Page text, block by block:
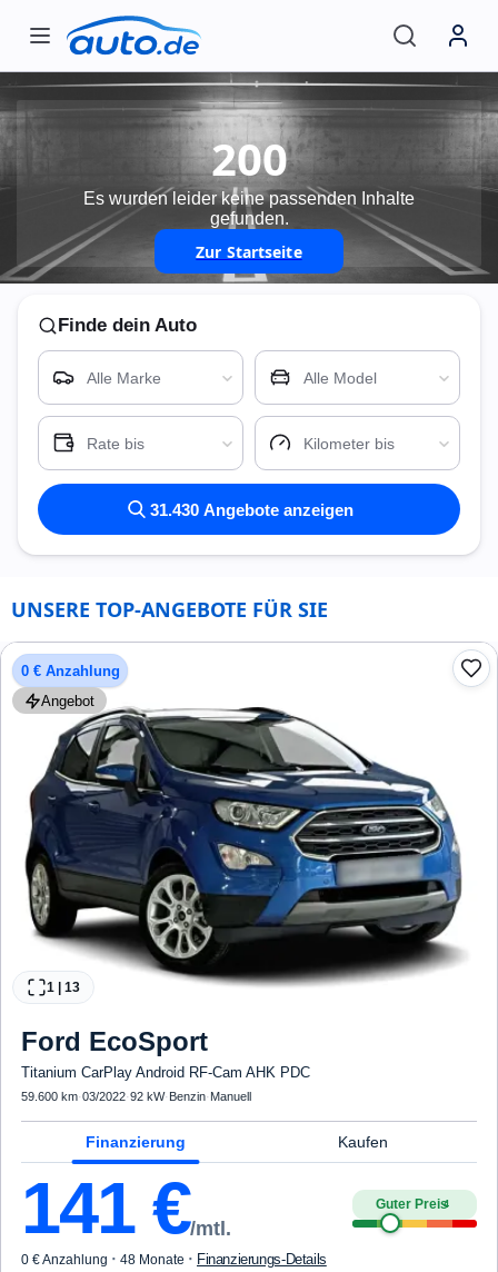
200
Es wurden leider keine passenden Inhalte
gefunden.
Zur Startseite
Finde dein Auto
Alle Marke Alle Model
Rate bis Kilometer bis
31.430 Angebote anzeigen
UNSERE TOP-ANGEBOTE FÜR SIE
0 € Anzahlung
Angebot
1 | 13
Ford EcoSport
Titanium CarPlay Android RF-Cam AHK PDC
59.600 km·03/2022·92 kW· Benzin· Manuell
Finanzierung Kaufen
141€/mtl.
Guter Preis4
0 € Anzahlung · 48 Monate · Finanzierungs-Details